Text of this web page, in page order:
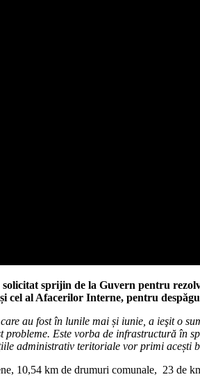
sprijin de la Guvern pentru
al Afacerilor Interne, pentru
au fost în lunile mai și iunie, a ieşit o
Este vorba de infrastructură
administrativ teritoriale vor primi acești
10,54 km de drumuri comunale, 23 de